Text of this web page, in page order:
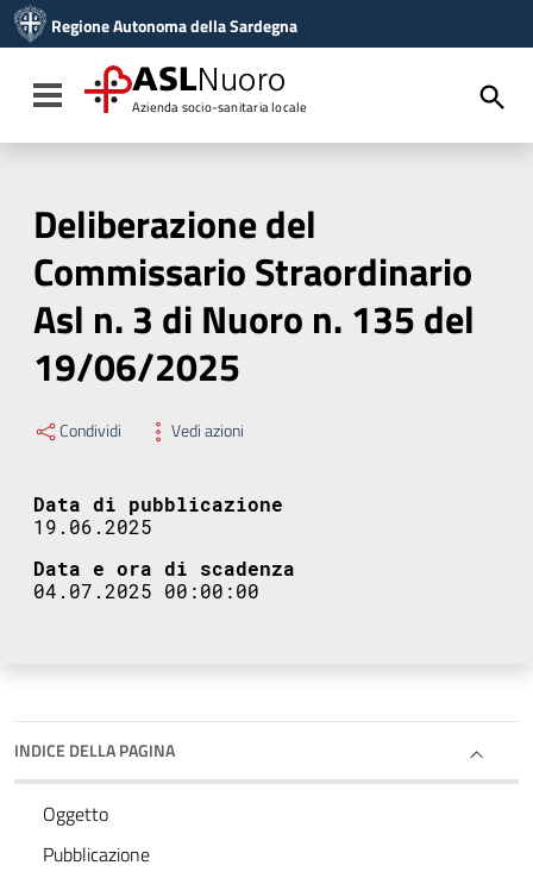
Vai al menu di navigazione
Vai al footer
Regione Autonoma della Sardegna
Toggle navigation
ASLNuoro
Azienda socio-sanitaria locale
Deliberazione del
Commissario Straordinario
Asl n. 3 di Nuoro n. 135 del
19/06/2025
Condividi Vedi azioni
Data di pubblicazione
19.06.2025
Data e ora di scadenza
04.07.2025 00:00:00
INDICE DELLA PAGINA
Oggetto
Pubblicazione